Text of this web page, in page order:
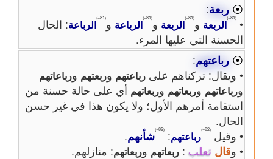
⦿ ربعة:
•
الربعةو الربعةو الرباعةو الرباعة: الحال
الحسنة التي عليها المرء.
⦿ رباعتهم:
• ويقال: تركناهم على رباعتهموربعتهمورباعاتهم
ورباعاتهموربعاتهموربعاتهمأي على حالة حسنة من
استقامة أمرهم الأول؛ ولا يكون هذا في غير حسن
الحال.
• وقيل
رباعتهم: شأنهم.
• وقال ثعلب : ربعاتهموربعاتهم: منازلهم.